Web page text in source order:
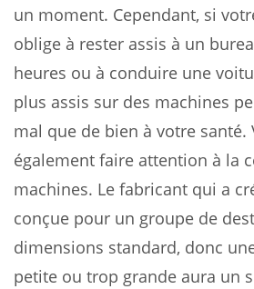
un moment. Cependant, si
oblige à rester assis à un
heures ou à conduire une
plus assis sur des machines
mal que de bien à votre santé.
également faire attention à la
machines. Le fabricant qui a
conçue pour un groupe de
dimensions standard, donc
petite ou trop grande aura un